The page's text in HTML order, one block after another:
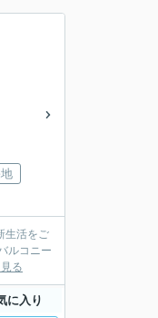
生活をご
ルコニー
る
に入り